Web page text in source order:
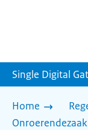
Single Digital
Home